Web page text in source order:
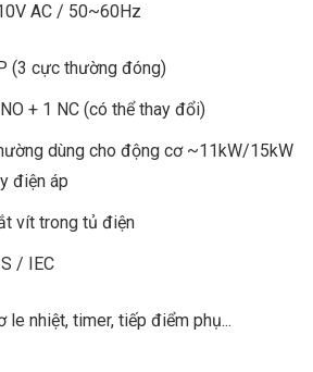
AC / 50~60Hz
(3 cực thường đóng)
+ 1 NC (có thể thay đổi)
dùng cho động cơ ~11kW/15kW
điện áp
vít trong tủ điện
/ IEC
le nhiệt, timer, tiếp điểm phụ...